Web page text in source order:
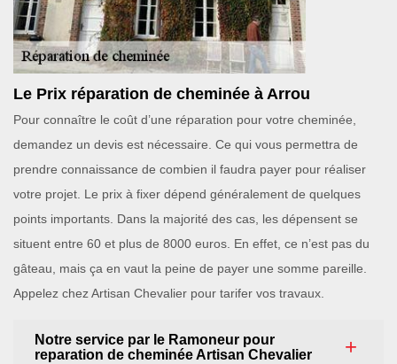
Le Prix réparation de cheminée à Arrou
Pour connaître le coût d’une réparation pour votre cheminée,
demandez un devis est nécessaire. Ce qui vous permettra de
prendre connaissance de combien il faudra payer pour réaliser
votre projet. Le prix à fixer dépend généralement de quelques
points importants. Dans la majorité des cas, les dépensent se
situent entre 60 et plus de 8000 euros. En effet, ce n’est pas du
gâteau, mais ça en vaut la peine de payer une somme pareille.
Appelez chez Artisan Chevalier pour tarifer vos travaux.
Notre service par le Ramoneur pour
reparation de cheminée Artisan Chevalier